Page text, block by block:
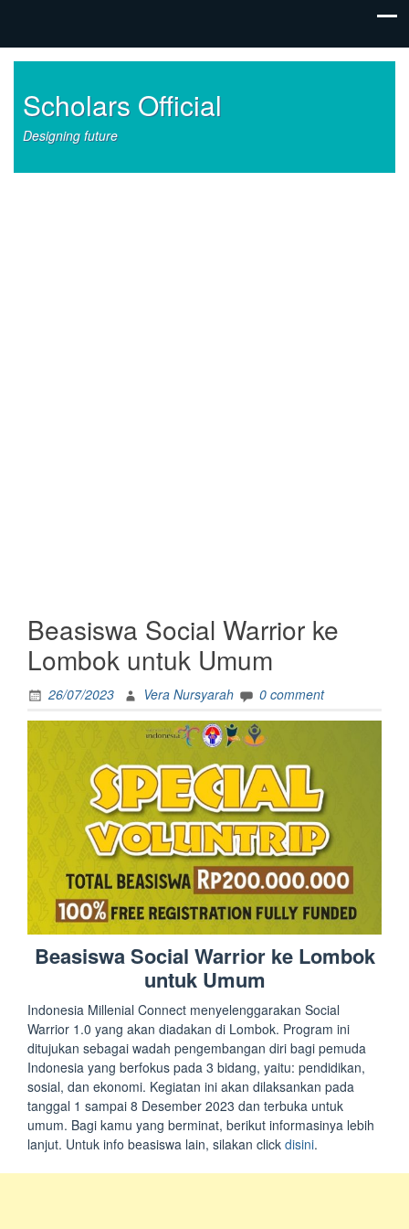
Scholars Official
Designing future
Beasiswa Social Warrior ke
Lombok untuk Umum
26/07/2023 Vera Nursyarah 0 comment
Beasiswa Social Warrior ke Lombok
untuk Umum
Indonesia Millenial Connect menyelenggarakan Social
Warrior 1.0 yang akan diadakan di Lombok. Program ini
ditujukan sebagai wadah pengembangan diri bagi pemuda
Indonesia yang berfokus pada 3 bidang, yaitu: pendidikan,
sosial, dan ekonomi. Kegiatan ini akan dilaksankan pada
tanggal 1 sampai 8 Desember 2023 dan terbuka untuk
umum. Bagi kamu yang berminat, berikut informasinya lebih
lanjut. Untuk info beasiswa lain, silakan click disini.